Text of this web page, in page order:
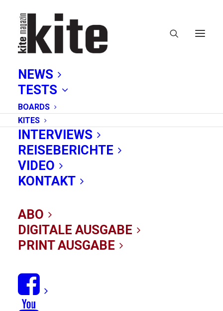
NEWS
TESTS
BOARDS
KITES
INTERVIEWS
REISEBERICHTE
VIDEO
KONTAKT
ABO
DIGITALE AUSGABE
PRINT AUSGABE
TETA